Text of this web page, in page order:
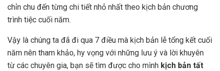
chỉn chu đến từng chi tiết nhỏ nhất theo kịch bản chương
trình tiệc cuối năm.
Vậy là chúng ta đã đi qua 7 điều mà kịch bản lễ tổng kết cuối
năm nên tham khảo, hy vọng với những lưu ý và lời khuyên
từ các chuyên gia, bạn sẽ tìm được cho mình kịch bản tất